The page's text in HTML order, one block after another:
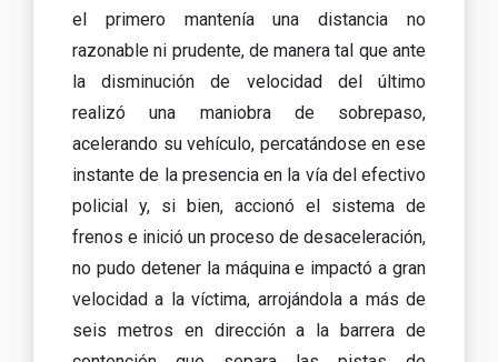
el primero mantenía una distancia no
razonable ni prudente, de manera tal que ante
la disminución de velocidad del último
realizó una maniobra de sobrepaso,
acelerando su vehículo, percatándose en ese
instante de la presencia en la vía del efectivo
policial y, si bien, accionó el sistema de
frenos e inició un proceso de desaceleración,
no pudo detener la máquina e impactó a gran
velocidad a la víctima, arrojándola a más de
seis metros en dirección a la barrera de